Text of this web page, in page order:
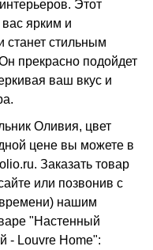
Этот
вас ярким и
стильным
прекрасно подойдет
ваш вкус и
Оливия, цвет
цене вы можете в
Заказать товар
или позвонив с
нашим
"Настенный
- Louvre Home":